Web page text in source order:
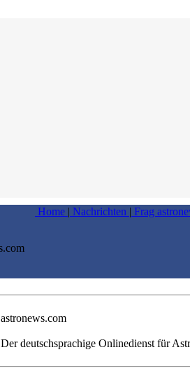
Home | Nachrichten | Frag
astronews.com
Der deutschsprachige Onlinedienst für